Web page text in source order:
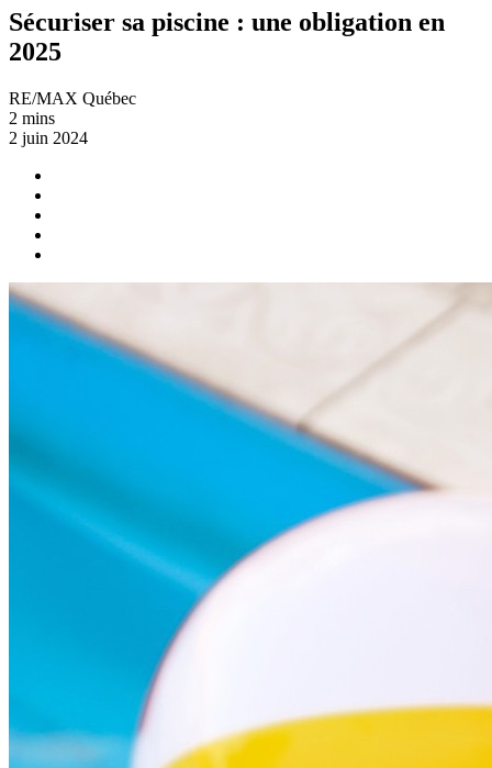
Sécuriser sa piscine : une obligation en
2025
RE/MAX Québec
2 mins
2 juin 2024